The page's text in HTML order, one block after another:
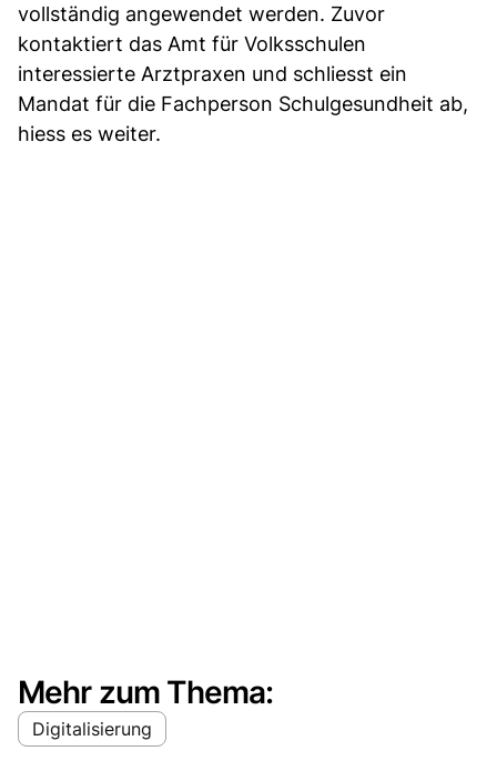
vollständig angewendet werden. Zuvor
kontaktiert das Amt für Volksschulen
interessierte Arztpraxen und schliesst ein
Mandat für die Fachperson Schulgesundheit ab,
hiess es weiter.
Mehr zum Thema:
Digitalisierung